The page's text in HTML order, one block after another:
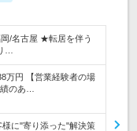
/名古屋 ★転居を伴う
…
万円 【営業経験者の場
のあ…
様に"寄り添った"解決策